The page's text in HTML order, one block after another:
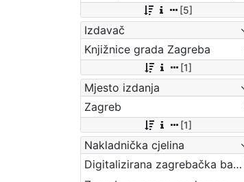
[5]
Izdavač
Knjižnice grada Zagreba
[1]
Mjesto izdanja
Zagreb
[1]
Nakladnička cjelina
Digitalizirana zagrebačka baština